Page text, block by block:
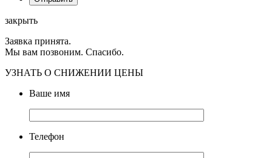
закрыть
Заявка принята.
Мы вам позвоним. Спасибо.
УЗНАТЬ О СНИЖЕНИИ ЦЕНЫ
Ваше имя
Телефон